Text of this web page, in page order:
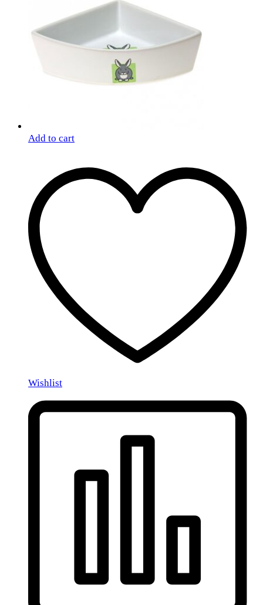
Add to cart
Wishlist